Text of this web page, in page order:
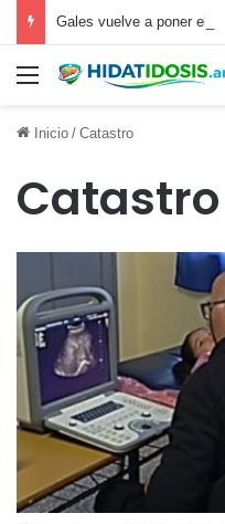
Gales vuelve a poner el
Inicio / Catastro
Catastro